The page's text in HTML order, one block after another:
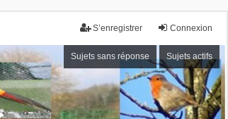
Connexion
S’enregistrer
Sujets sans réponse Sujets actifs